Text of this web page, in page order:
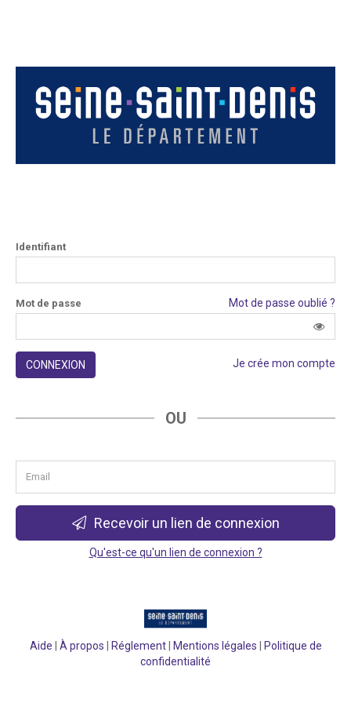
Identifiant
Mot de passe oublié ?
Mot de passe
CONNEXION Je crée mon compte
OU
Recevoir un lien de connexion
Qu'est-ce qu'un lien de connexion ?
Aide À propos Réglement| Mentions légales
Politique de
confidentialité